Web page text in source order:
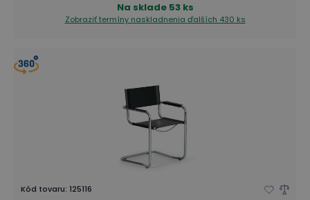
Na sklade 53 ks
Zobraziť termíny naskladnenia ďalších 430 ks
Kód tovaru: 125116